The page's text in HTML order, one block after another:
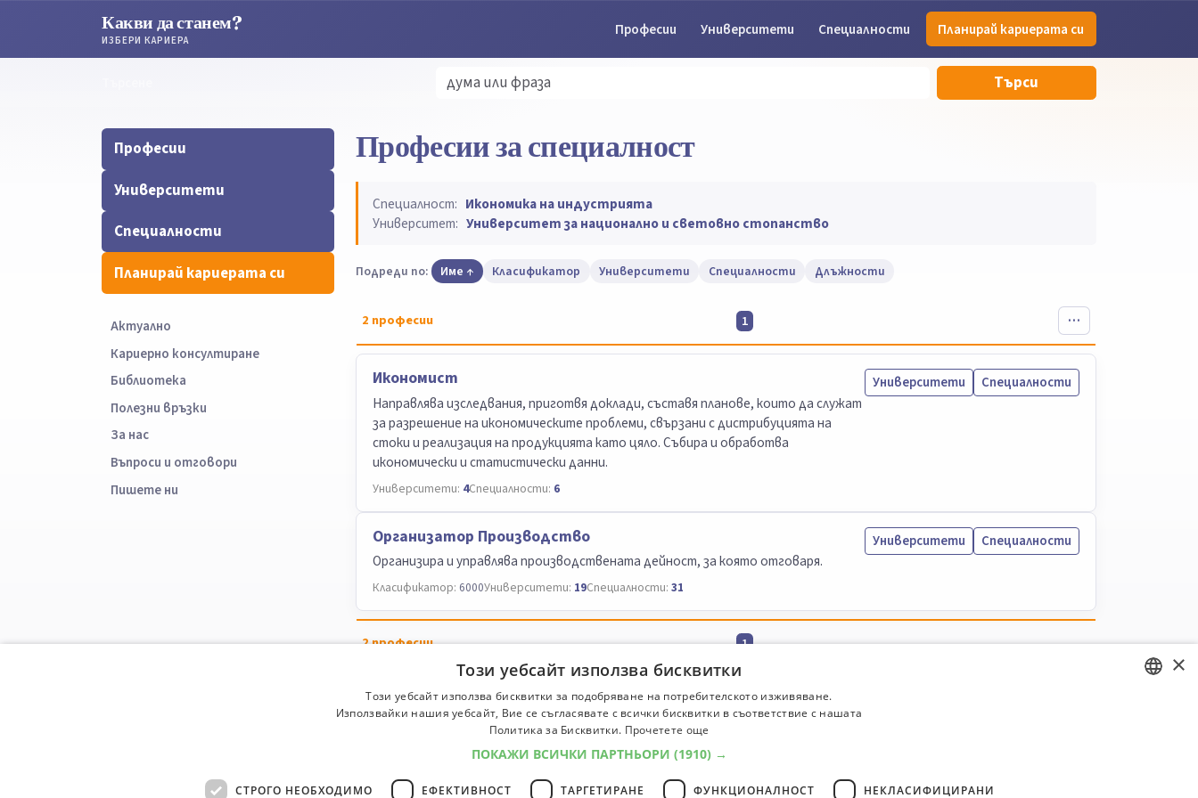
Какви да станем?
ИЗБЕРИ КАРИЕРА
Професии Университети Специалности Планирай кариерата си
Търси
Професии
Университети
Специалности
Планирай кариерата си
Актуално
Кариерно консултиране
Библиотека
Полезни връзки
За нас
Въпроси и отговори
Пишете ни
Професии за специалност
Специалност: Икономика на индустрията
Университет: Университет за национално и световно стопанство
Подреди по: Име Класификатор Университети Специалности Длъжности
2 професии 1
Икономист
Направлява изследвания, приготвя доклади, съставя планове, които да служат
за разрешение на икономическите проблеми, свързани с дистрибуцията на
стоки и реализация на продукцията като цяло. Събира и обработва
икономически и статистически данни.
Университети: 4Специалности: 6
Университети Специалности
Организатор Производство
Организира и управлява производствената дейност, за която отговаря.
Класификатор: 6000Университети: 19Специалности: 31
Университети Специалности
2професии 1
×
Този уебсайт използва бисквитки
Този уебсайт използва бисквитки за подобряване на потребителското изживяване.
Използвайки нашия уебсайт, Вие се съгласявате с всички бисквитки в съответствие с нашата
Политика за Бисквитки. Прочетете още
ПОКАЖИ ВСИЧКИ ПАРТНЬОРИ (1910) →
СТРОГО НЕОБХОДИМО ЕФЕКТИВНОСТ ТАРГЕТИРАНЕ ФУНКЦИОНАЛНОСТ НЕКЛАСИФИЦИРАНИ